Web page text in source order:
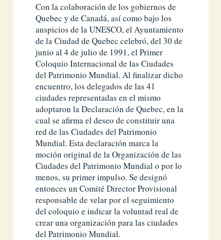
Con la colaboración de los gobiernos de
Quebec y de Canadá, así como bajo los
auspicios de la UNESCO, el Ayuntamiento
de la Ciudad de Quebec celebró, del 30 de
junio al 4 de julio de 1991, el Primer
Coloquio Internacional de las Ciudades
del Patrimonio Mundial. Al finalizar dicho
encuentro, los delegados de las 41
ciudades representadas en el mismo
adoptaron la Declaración de Quebec, en la
cual se afirma el deseo de constituir una
red de las Ciudades del Patrimonio
Mundial. Esta declaración marca la
moción original de la Organización de las
Ciudades del Patrimonio Mundial o por lo
menos, su primer impulso. Se designó
entonces un Comité Director Provisional
responsable de velar por el seguimiento
del coloquio e indicar la voluntad real de
crear una organización para las ciudades
del Patrimonio Mundial.